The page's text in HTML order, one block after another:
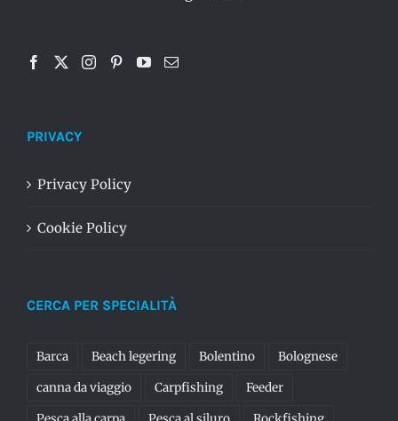
PRIVACY
Privacy Policy
Cookie Policy
CERCA PER SPECIALITÀ
Barca Beach legering Bolentino Bolognese
canna da viaggio Carpfishing Feeder